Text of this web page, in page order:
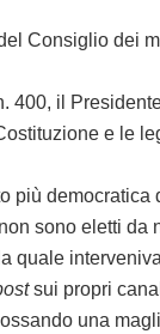
dei
il Presidente
e le
democratica
sono eletti da
sui propri
una